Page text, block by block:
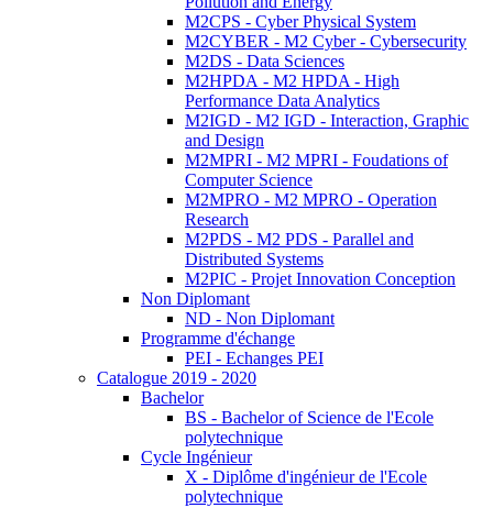
M2CPS - Cyber Physical System
M2CYBER - M2 Cyber - Cybersecurity
M2DS - Data Sciences
M2HPDA - M2 HPDA - High
Performance Data Analytics
M2IGD - M2 IGD - Interaction, Graphic
and Design
M2MPRI - M2 MPRI - Foudations of
Computer Science
M2MPRO - M2 MPRO - Operation
Research
M2PDS - M2 PDS - Parallel and
Distributed Systems
M2PIC - Projet Innovation Conception
Non Diplomant
ND - Non Diplomant
Programme d'échange
PEI - Echanges PEI
Catalogue 2019 - 2020
Bachelor
BS - Bachelor of Science de l'Ecole
polytechnique
Cycle Ingénieur
X - Diplôme d'ingénieur de l'Ecole
polytechnique